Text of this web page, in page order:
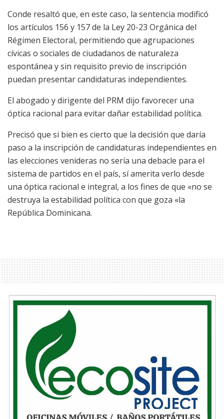
Conde resaltó que, en este caso, la sentencia modificó
los artículos 156 y 157 de la Ley 20-23 Orgánica del
Régimen Electoral, permitiendo que agrupaciones
cívicas o sociales de ciudadanos de naturaleza
espontánea y sin requisito previo de inscripción
puedan presentar candidaturas independientes.
El abogado y dirigente del PRM dijo favorecer una
óptica racional para evitar dañar estabilidad política.
Precisó que si bien es cierto que la decisión que daría
paso a la inscripción de candidaturas independientes en
las elecciones venideras no sería una debacle para el
sistema de partidos en el país, sí amerita verlo desde
una óptica racional e integral, a los fines de que «no se
destruya la estabilidad política con que goza «la
República Dominicana.